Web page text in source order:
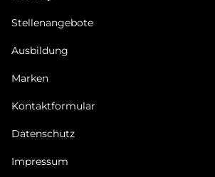
Stellenangebote
Ausbildung
Marken
Kontaktformular
Datenschutz
Impressum